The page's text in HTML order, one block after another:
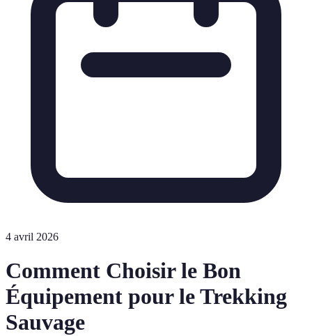
4 avril 2026
Comment Choisir le Bon
Équipement pour le Trekking
Sauvage